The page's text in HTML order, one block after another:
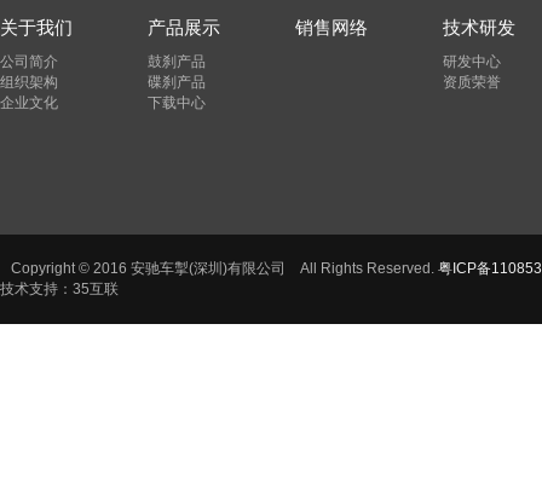
关于我们
公司简介
组织架构
企业文化
产品展示
鼓刹产品
碟刹产品
下载中心
销售网络 技术研发
研发中心
资质荣誉
Copyright © 2016 安驰车掣(深圳)有限公司 All Rights Reserved. 粤ICP备
技术支持：35互联